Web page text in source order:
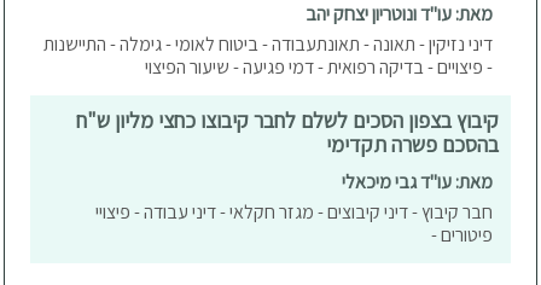
מאת: עו"ד ונוטריון יצחק יהב
דיני נזיקין - תאונה - תאונתעבודה - ביטוח לאומי - גימלה - התיישנות
- פיצויים - בדיקה רפואית - דמי פגיעה - שיעור הפיצוי
קיבוץ בצפון הסכים לשלם לחבר קיבוצו כחצי מליון ש"ח
בהסכם פשרה תקדימי
מאת: עו"ד גבי מיכאלי
חבר קיבוץ - דיני קיבוצים - מגזר חקלאי - דיני עבודה - פיצויי
פיטורים -